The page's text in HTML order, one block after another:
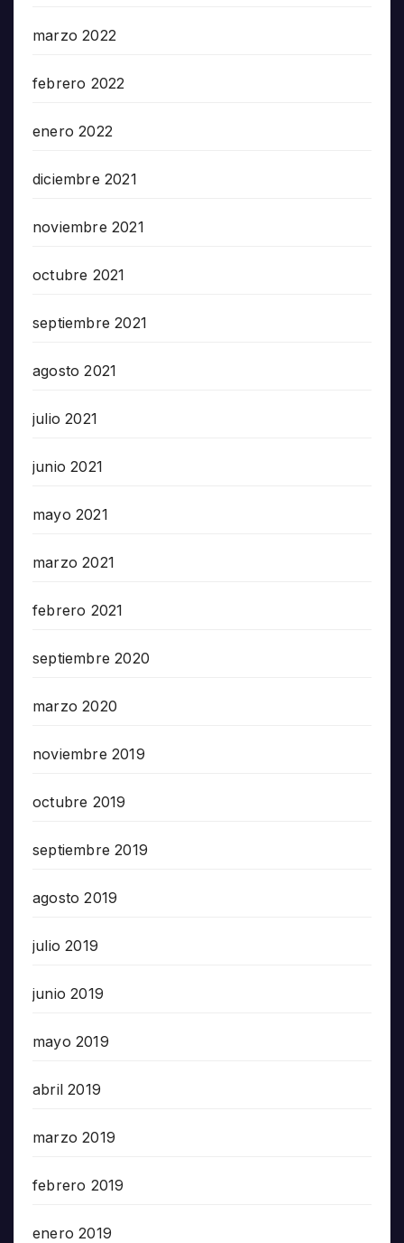
marzo 2022
febrero 2022
enero 2022
diciembre 2021
noviembre 2021
octubre 2021
septiembre 2021
agosto 2021
julio 2021
junio 2021
mayo 2021
marzo 2021
febrero 2021
septiembre 2020
marzo 2020
noviembre 2019
octubre 2019
septiembre 2019
agosto 2019
julio 2019
junio 2019
mayo 2019
abril 2019
marzo 2019
febrero 2019
enero 2019